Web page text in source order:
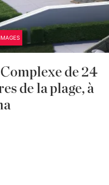
de 24
de la plage, à